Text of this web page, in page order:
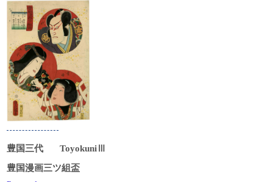
豊国三代
ToyokuniⅢ
豊国漫画三ツ組盃